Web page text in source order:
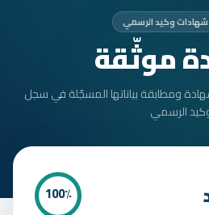
وكيد الرسمي
موثّقة
ومطابقة بياناتها المسجّلة في سجل
الرسمي
100٪